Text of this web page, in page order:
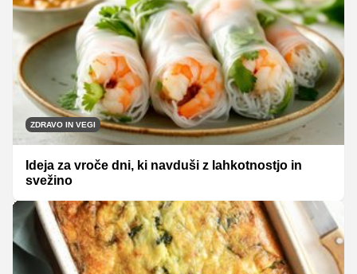
ZDRAVO IN VEGI
Ideja za vroče dni, ki navduši z lahkotnostjo in
svežino